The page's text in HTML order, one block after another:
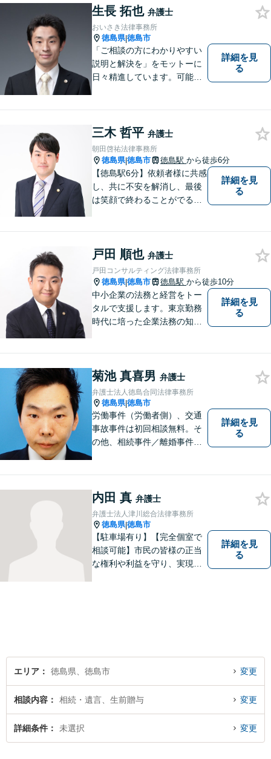
務整理など）を中心に、社会
的事件にも対応いたします。
お気軽にご相談ください。
生長 拓也 弁護士
おいさき法律事務所
徳島県|徳島市
「ご相談の方にわかりやすい
説明と解決を」をモットーに
日々精進しています。可能な
詳細を見
る
三木 哲平 弁護士
朝田啓祐法律事務所
徳島県|徳島市 徳島駅 から徒歩6分
【徳島駅6分】依頼者様に共感
し、共に不安を解消し、最後
は笑顔で終わることがでるよ
相談にのっています。 まずは
ご相談ください。
詳細を見
る
戸田 順也 弁護士
戸田コンサルティング法律事務所
徳島県|徳島市 徳島駅 から徒歩10分
中小企業の法務と経営をトー
タルで支援します。東京勤務
時代に培った企業法務の知見
す。
詳細を見
る
菊池 真喜男 弁護士
弁護士法人徳島合同法律事務所
徳島県|徳島市
労働事件（労働者側）、交通
事故事件は初回相談無料。そ
の他、相続事件／離婚事件／
れます。【無料駐車場】
詳細を見
る
内田 真 弁護士
弁護士法人津川総合法律事務所
徳島県|徳島市
【駐車場有り】【完全個室で
相談可能】市民の皆様の正当
な権利や利益を守り、実現す
詳細を見
る
エリア 徳島県、徳島市 変更
相談内容 相続・遺言、生前贈与 変更
詳細条件 未選択 変更